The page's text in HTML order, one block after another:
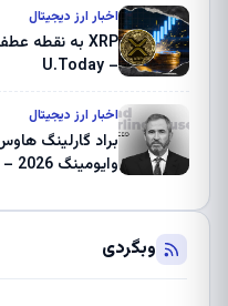
اخبار ارز دیجیتال
– U.Today
اخبار ارز دیجیتال
براد گارلینگ
وایومینگ 2026 – U.Today
وبگردی